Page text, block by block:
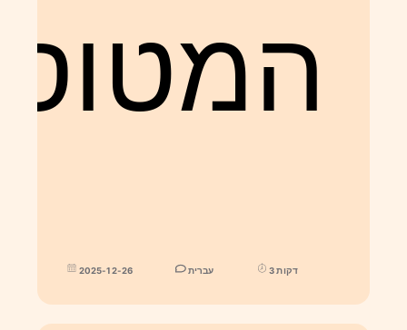
2025-12-26 עברית 3 דקות